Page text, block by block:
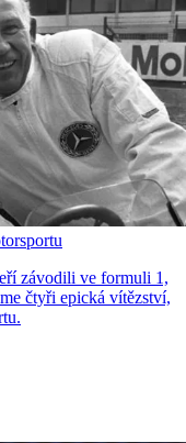
závodili ve formuli 1,
čtyři epická vítězství,